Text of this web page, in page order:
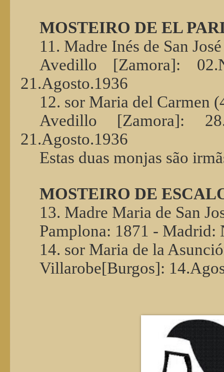
MOSTEIRO DE EL
11. Madre Inés de San
Avedillo [Zamora]:
21.Agosto.1936
12. sor Maria del Carmen
Avedillo [Zamora]:
21.Agosto.1936
Estas duas monjas são
MOSTEIRO DE
13. Madre Maria de San
Pamplona: 1871 - Madrid:
14. sor Maria de la
Villarobe[Burgos]: